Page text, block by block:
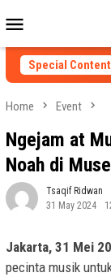
to
contentMenu
Special Content
Home Event
Ngejam at
Noah di
Tsaqif Ridwan
31 May 2024
Jakarta, 31 Mei
pecinta musik